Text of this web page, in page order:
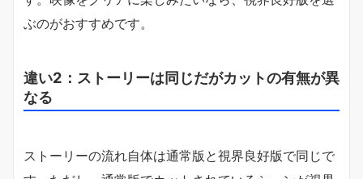
ぶのがおすすめです。
違い2：ストーリーは同じだがカットの有無が異
なる
ストーリーの流れ自体は通常版と視界良好版で同じで